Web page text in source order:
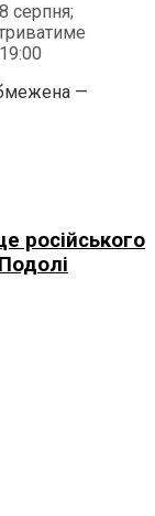
серпня;
—
російського